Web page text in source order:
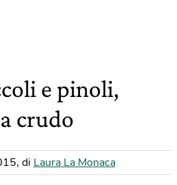
e pinoli,
crudo
, di Laura La Monaca